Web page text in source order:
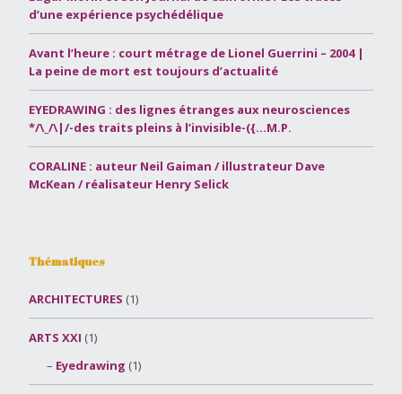
d’une expérience psychédélique
Avant l’heure : court métrage de Lionel Guerrini – 2004 |
La peine de mort est toujours d’actualité
EYEDRAWING : des lignes étranges aux neurosciences
*/\_/\|/-des traits pleins à l’invisible-({…M.P.
CORALINE : auteur Neil Gaiman / illustrateur Dave
McKean / réalisateur Henry Selick
Thématiques
ARCHITECTURES (1)
ARTS XXI (1)
Eyedrawing (1)